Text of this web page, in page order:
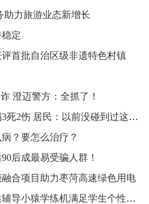
助力旅游业态新增长
定
首批自治区级非遗特色村镇
澄迈警方：全抓了！
强风致湖南衡南一房屋倒塌3死2伤 居民：以前没碰到过这么大的风
？要怎么治疗？
后成最易受骗人群！
合项目助力枣菏高速绿色用电
人工智能助力精准学习，猿辅导小猿学练机满足学生个性化学习需求